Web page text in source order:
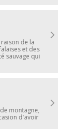
de la
et des
sauvage qui
montagne,
d'avoir